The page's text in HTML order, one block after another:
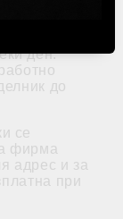
ден.
до
се
фирма
адрес и за
при